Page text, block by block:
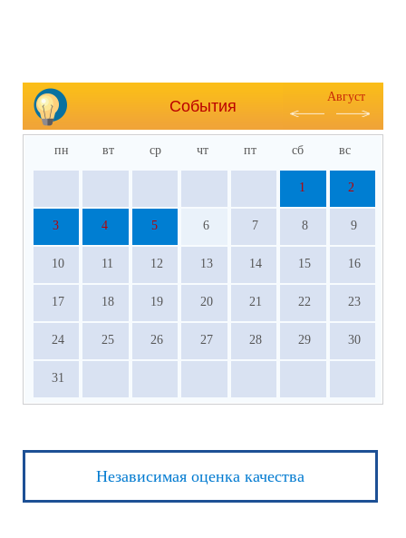
События
Август
пн вт ср чт пт сб вс
1 2
3 4 5 6 7 8 9
10 11 12 13 14 15 16
17 18 19 20 21 22 23
24 25 26 27 28 29 30
31
Независимая оценка качества